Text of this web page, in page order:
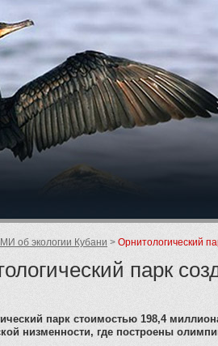
об экологии Кубани Орнитологический
парк
парк стоимостью 198,4
низменности, где построены